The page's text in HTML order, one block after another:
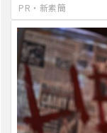
PR・新素簡